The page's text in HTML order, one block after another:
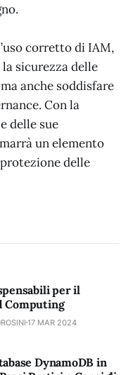
corretto di IAM,
sicurezza delle
anche soddisfare
Con la
delle sue
un elemento
delle
per il
Computing
17 MAR 2024
DynamoDB in